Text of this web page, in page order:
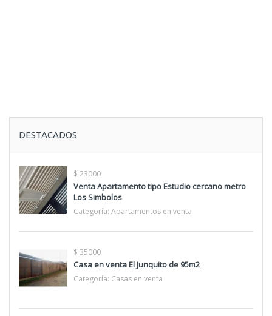
DESTACADOS
$ 23000
Venta Apartamento tipo Estudio cercano metro
Los Simbolos
Categoría: Apartamentos en venta
$ 35000
Casa en venta El Junquito de 95m2
Categoría: Casas en venta